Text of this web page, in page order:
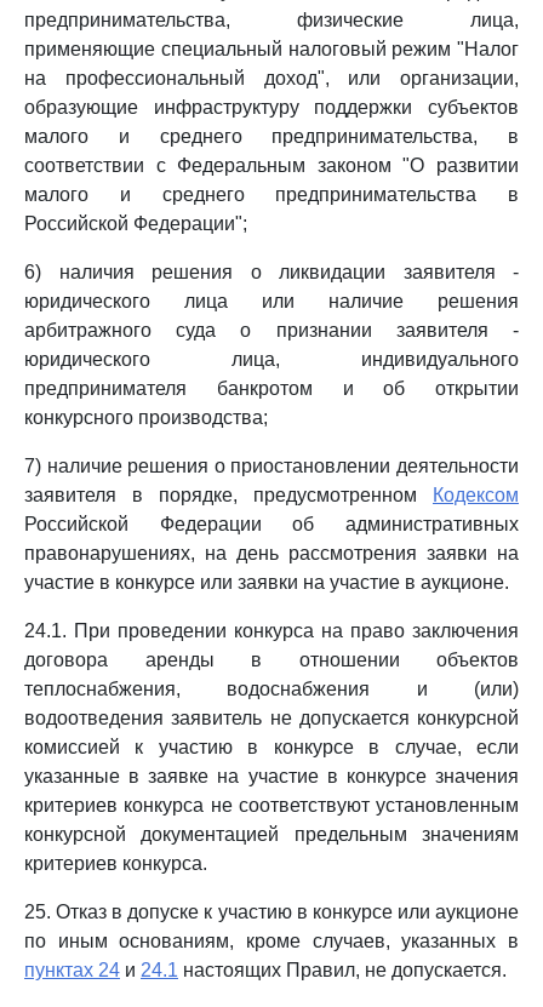
предпринимательства, физические лица,
применяющие специальный налоговый режим "Налог
на профессиональный доход", или организации,
образующие инфраструктуру поддержки субъектов
малого и среднего предпринимательства, в
соответствии с Федеральным законом "О развитии
малого и среднего предпринимательства в
Российской Федерации";
6) наличия решения о ликвидации заявителя -
юридического лица или наличие решения
арбитражного суда о признании заявителя -
юридического лица, индивидуального
предпринимателя банкротом и об открытии
конкурсного производства;
7) наличие решения о приостановлении деятельности
заявителя в порядке, предусмотренном
Кодексом
Российской Федерации об административных
правонарушениях, на день рассмотрения заявки на
участие в конкурсе или заявки на участие в аукционе.
24.1. При проведении конкурса на право заключения
договора аренды в отношении объектов
теплоснабжения, водоснабжения и (или)
водоотведения заявитель не допускается конкурсной
комиссией к участию в конкурсе в случае, если
указанные в заявке на участие в конкурсе значения
критериев конкурса не соответствуют установленным
конкурсной документацией предельным значениям
критериев конкурса.
25. Отказ в допуске к участию в конкурсе или аукционе
по иным основаниям, кроме случаев, указанных в
пунктах 24 и 24.1 настоящих Правил, не допускается.